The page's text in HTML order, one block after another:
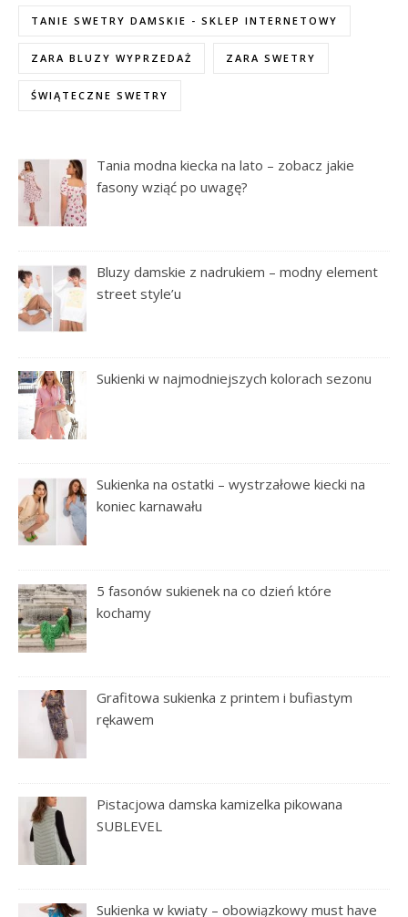
TANIE SWETRY DAMSKIE - SKLEP INTERNETOWY
ZARA BLUZY WYPRZEDAŻ ZARA SWETRY
ŚWIĄTECZNE SWETRY
Tania modna kiecka na lato – zobacz jakie
fasony wziąć po uwagę?
Bluzy damskie z nadrukiem – modny element
street style’u
Sukienki w najmodniejszych kolorach sezonu
Sukienka na ostatki – wystrzałowe kiecki na
koniec karnawału
5 fasonów sukienek na co dzień które
kochamy
Grafitowa sukienka z printem i bufiastym
rękawem
Pistacjowa damska kamizelka pikowana
SUBLEVEL
Sukienka w kwiaty – obowiązkowy must have